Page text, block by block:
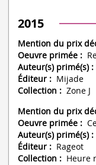
2015
Mention du prix
Oeuvre primée :
Auteur(s) primé(s) :
Éditeur : Mijade
Collection : Zone J
Mention du prix
Oeuvre primée :
Auteur(s) primé(s) :
Éditeur : Rageot
Collection : Heure